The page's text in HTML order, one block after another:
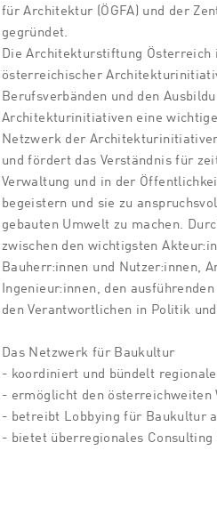
für Architektur (ÖGFA) und der
gegründet.
Die Architekturstiftung
österreichischer
Berufsverbänden und den
Architekturinitiativen eine
Netzwerk der
und fördert das Verständnis für
Verwaltung und in der
begeistern und sie zu
gebauten Umwelt zu machen.
zwischen den wichtigsten
Bauherr:innen und Nutzer:innen,
Ingenieur:innen, den
den Verantwortlichen in Politik und
Das Netzwerk für Baukultur
- koordiniert und bündelt
- ermöglicht den österreichweiten
- betreibt Lobbying für Baukultur
- bietet überregionales Consulting